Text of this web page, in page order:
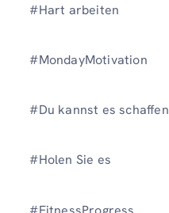
#Hart arbeiten
#MondayMotivation
#Du kannst es schaffen
#Holen Sie es